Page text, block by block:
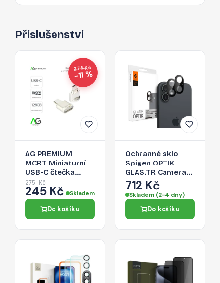
Příslušenství
275 Kč
−11 %
AG PREMIUM
MCRT Miniaturní
USB-C čtečka
Micro SD karet,
zlatá
275 Kč
245 Kč Skladem
Do košíku
Ochranné sklo
Spigen OPTIK
GLAS.TR Camera
Protector 2-PACK
pro iPhone 16 -
černá
712 Kč
Skladem (2-4 dny)
Do košíku